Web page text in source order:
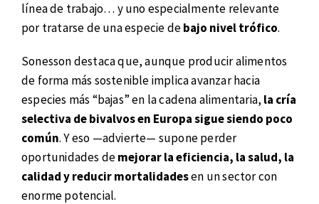
línea de trabajo… y uno especialmente relevante
por tratarse de una especie debajo nivel trófico.
Sonesson destaca que, aunque producir alimentos
de forma más sostenible implica avanzar hacia
especies más “bajas” en la cadena alimentaria, la cría
selectiva de bivalvos en Europa sigue siendo poco
común. Y eso —advierte— supone perder
oportunidades demejorar la eficiencia, la salud, la
calidad y reducir mortalidadesen un sector con
enorme potencial.